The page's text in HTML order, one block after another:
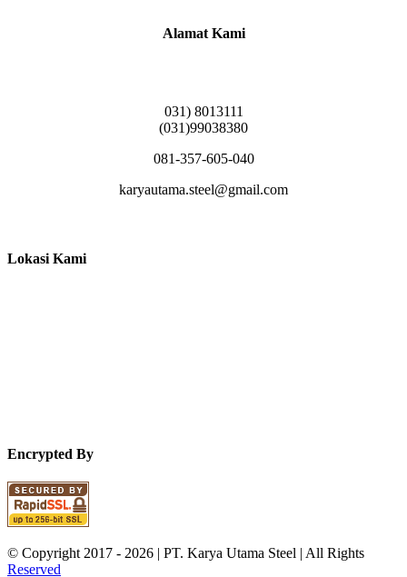
Alamat Kami
031) 8013111
(031)99038380
081-357-605-040
karyautama.steel@gmail.com
Lokasi Kami
Encrypted By
© Copyright 2017 - 2026 | PT. Karya Utama Steel | All Rights
Reserved